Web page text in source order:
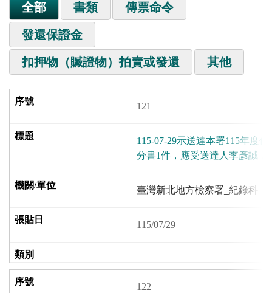
全部 書類 傳票命令
發還保證金
扣押物（贓證物）拍賣或發還 其他
121
115-07-29示送達本署115年度
分書1件，應受送達人李彥誠，
臺灣新北地方檢察署_紀錄科
115/07/29
122